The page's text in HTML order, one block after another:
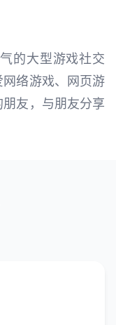
的大型游戏社交
络游戏、网页游
友，与朋友分享